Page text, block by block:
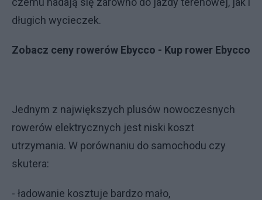
długich wycieczek.
Zobacz ceny rowerów Ebycco - Kup rower Ebycco
Jednym z największych plusów nowoczesnych
rowerów elektrycznych jest niski koszt
utrzymania. W porównaniu do samochodu czy
skutera:
- ładowanie kosztuje bardzo mało,